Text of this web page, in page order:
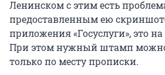
Ленинском с этим есть
предоставленным ею
приложения «Госуслуги», это
При этом нужный штамп
только по месту прописки.